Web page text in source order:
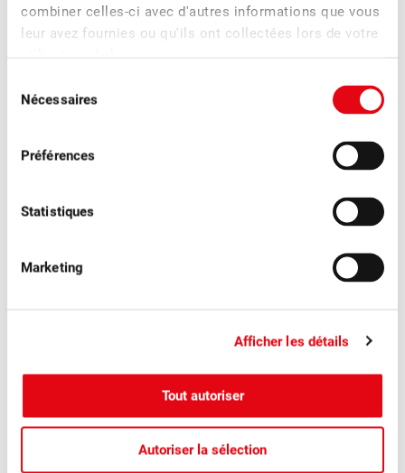
combiner celles-ci avec d'autres informations que vous
leur avez fournies ou qu'ils ont collectées lors de votre
Nécessaires
Préférences
Statistiques
Marketing
Afficher les détails
Tout autoriser
Autoriser la sélection
28.04.2026 ■ Magazine des membres, Publications
numériques
en détail le thème des « innovations numériques ».